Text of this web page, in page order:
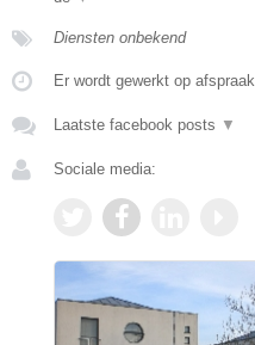
Diensten onbekend
Er wordt gewerkt op afspraak.
Laatste facebook posts ▼
Sociale media: